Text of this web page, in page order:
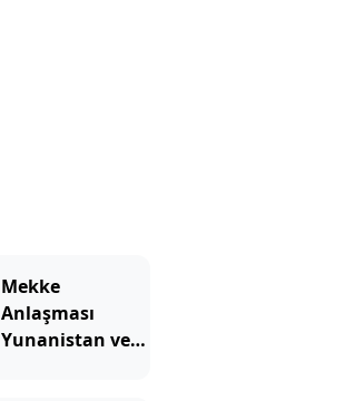
Mekke
Anlaşması
Yunanistan ve